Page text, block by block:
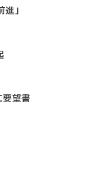
」
要望書